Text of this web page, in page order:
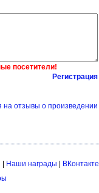
посетители!
Регистрация
на отзывы о произведении
| Наши награды | ВКонтакте